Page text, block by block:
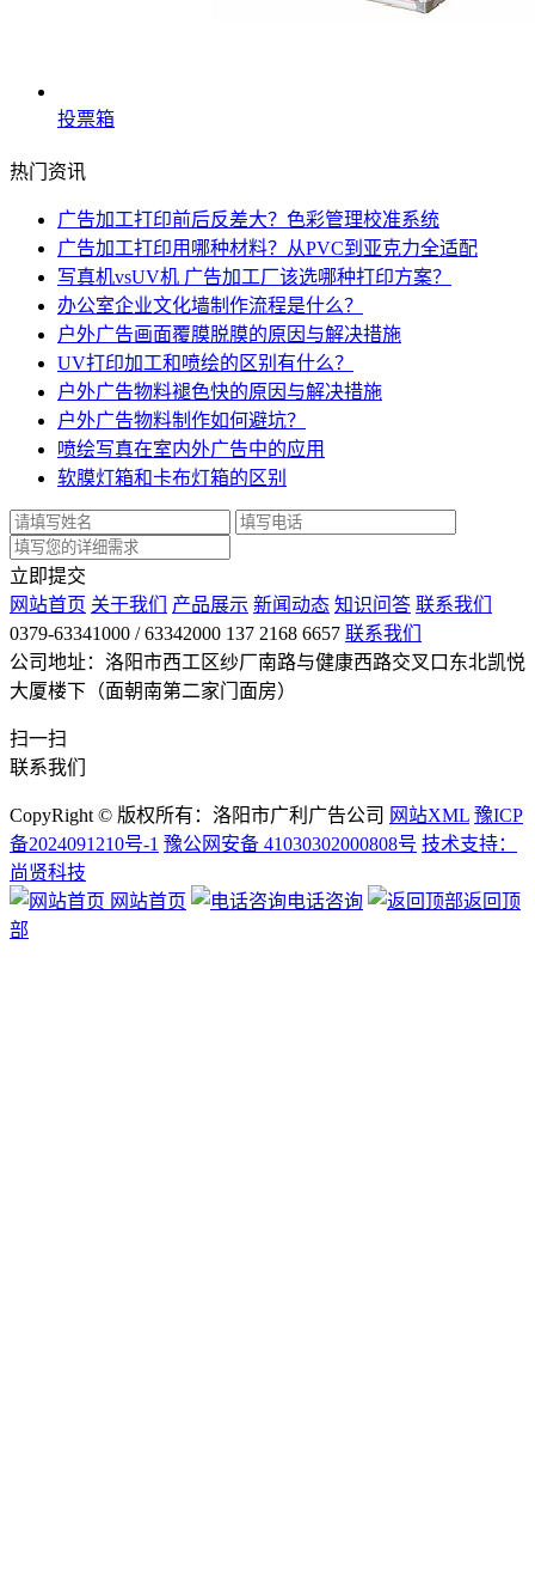
投票箱
热门资讯
广告加工打印前后反差大？色彩管理校准系统
广告加工打印用哪种材料？从PVC到亚克力全适配
写真机vsUV机 广告加工厂该选哪种打印方案？
办公室企业文化墙制作流程是什么？
户外广告画面覆膜脱膜的原因与解决措施
UV打印加工和喷绘的区别有什么？
户外广告物料褪色快的原因与解决措施
户外广告物料制作如何避坑？
喷绘写真在室内外广告中的应用
软膜灯箱和卡布灯箱的区别
立即提交
网站首页 关于我们 产品展示 新闻动态 知识问答 联系我们
0379-63341000 / 63342000 137 2168 6657 联系我们
公司地址：洛阳市西工区纱厂南路与健康西路交叉口东北凯悦
大厦楼下（面朝南第二家门面房）
扫一扫
联系我们
CopyRight © 版权所有：洛阳市广利广告公司 网站XML 豫ICP
备2024091210号-1 豫公网安备 41030302000808号 技术支持：
尚贤科技
网站首页
电话咨询
返回顶
部